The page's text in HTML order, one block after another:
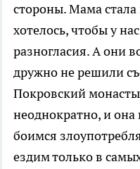
стороны. Мама стала
хотелось, чтобы у
разногласия. А они
дружно не решили
Покровский
неоднократно, и она
боимся
ездим только в